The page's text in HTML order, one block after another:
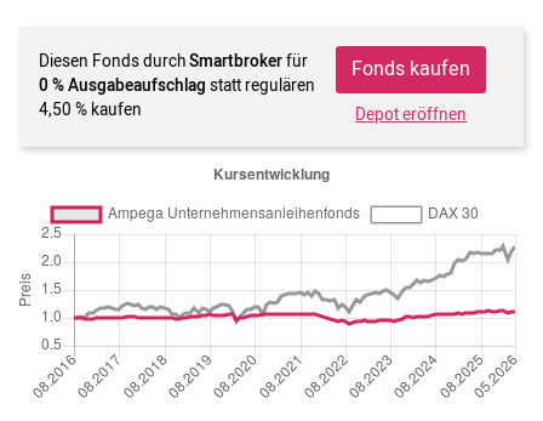
Diesen Fonds durchSmartbrokerfür
0 % Ausgabeaufschlag statt regulären
4,50 % kaufen
Fonds kaufen
Depot eröffnen